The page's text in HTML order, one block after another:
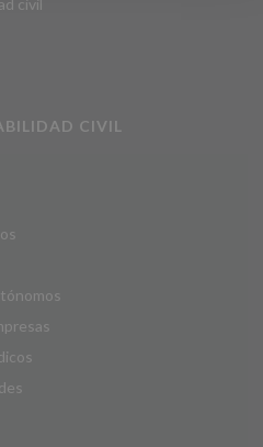
civil
CIVIL